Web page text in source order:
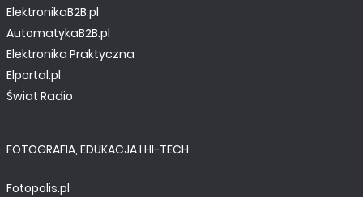
MINIPROJEKTY
Zasilacz buforowy dla Raspberry PI
ElektronikaB2B.pl
AutomatykaB2B.pl
Elektronika Praktyczna
Elportal.pl
Świat Radio
FOTOGRAFIA, EDUKACJA I HI-TECH
Fotopolis.pl